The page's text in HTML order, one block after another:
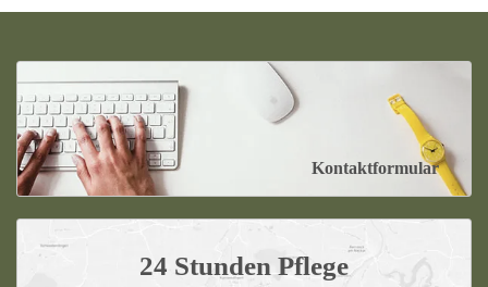
Kontaktformular
24 Stunden Pflege